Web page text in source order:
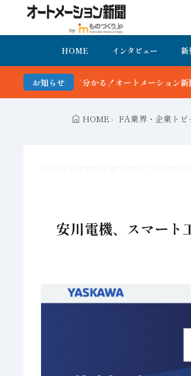
HOME インタビュー 新
お知らせ
ョン新聞 最新号＆バックナンバーを無料で公開
HOME FA業界・企業トピ
安川電機、スマー